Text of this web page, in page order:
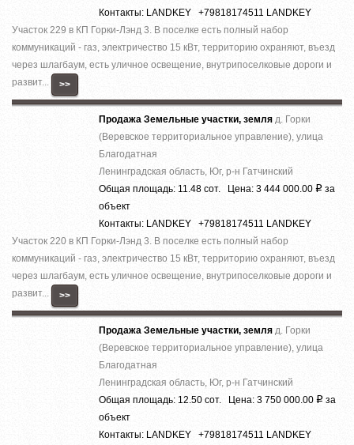
Контакты: LANDKEY +79818174511 LANDKEY
Участок 229 в КП Горки-Лэнд 3. В поселке есть полный набор
коммуникаций - газ, электричество 15 кВт, территорию охраняют, въезд
через шлагбаум, есть уличное освещение, внутрипоселковые дороги и
развит...
>>
Продажа Земельные участки, земля д. Горки
(Веревское территориальное управление), улица
Благодатная
Ленинградская область, Юг, р-н Гатчинский
Общая площадь: 11.48 сот. Цена: 3 444 000.00 Р за
объект
Контакты: LANDKEY +79818174511 LANDKEY
Участок 220 в КП Горки-Лэнд 3. В поселке есть полный набор
коммуникаций - газ, электричество 15 кВт, территорию охраняют, въезд
через шлагбаум, есть уличное освещение, внутрипоселковые дороги и
развит...
>>
Продажа Земельные участки, земля д. Горки
(Веревское территориальное управление), улица
Благодатная
Ленинградская область, Юг, р-н Гатчинский
Общая площадь: 12.50 сот. Цена: 3 750 000.00 Р за
объект
Контакты: LANDKEY +79818174511 LANDKEY